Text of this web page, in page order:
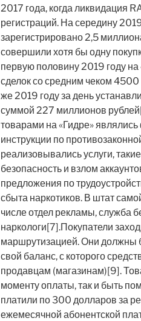
2017 года, когда ликвидация
регистраций. На середину
зарегистрировано 2,5
совершили хотя бы одну
первую половину 2019 году
сделок со средним чеком
же 2019 году за день
суммой 227 миллионов
товарами на «Гидре»
инструкции по
реализовывались услуги,
безопасность и взлом
предложения по
сбыта наркотиков. В штат
числе отдел рекламы, служба
наркологи[7].Покупатели
маршрутизацией. Они должны
свой баланс, с которого
продавцам (магазинам)[9].
моменту оплаты, так и быть
платили по 300 долларов за
ежемесячной абонентской